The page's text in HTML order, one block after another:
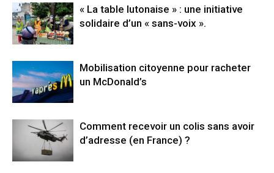
« La table lutonaise » : une initiative
solidaire d’un « sans-voix ».
Mobilisation citoyenne pour racheter
un McDonald’s
Comment recevoir un colis sans avoir
d’adresse (en France) ?